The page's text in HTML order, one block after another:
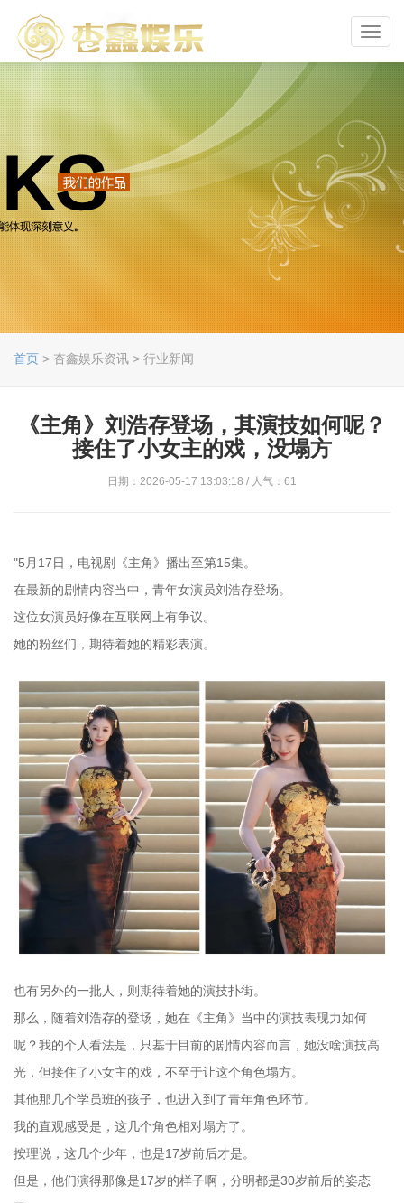
首页 > 杏鑫娱乐资讯 > 行业新闻
《主角》刘浩存登场，其演技如何呢？
接住了小女主的戏，没塌方
日期：2026-05-17 13:03:18 / 人气：61
"5月17日，电视剧《主角》播出至第15集。
在最新的剧情内容当中，青年女演员刘浩存登场。
这位女演员好像在互联网上有争议。
她的粉丝们，期待着她的精彩表演。
也有另外的一批人，则期待着她的演技扑街。
那么，随着刘浩存的登场，她在《主角》当中的演技表现力如何
呢？我的个人看法是，只基于目前的剧情内容而言，她没啥演技高
光，但接住了小女主的戏，不至于让这个角色塌方。
其他那几个学员班的孩子，也进入到了青年角色环节。
我的直观感受是，这几个角色相对塌方了。
按理说，这几个少年，也是17岁前后才是。
但是，他们演得那像是17岁的样子啊，分明都是30岁前后的姿态